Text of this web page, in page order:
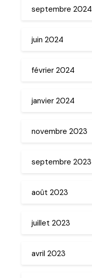
septembre 2024
juin 2024
février 2024
janvier 2024
novembre 2023
septembre 2023
août 2023
juillet 2023
avril 2023